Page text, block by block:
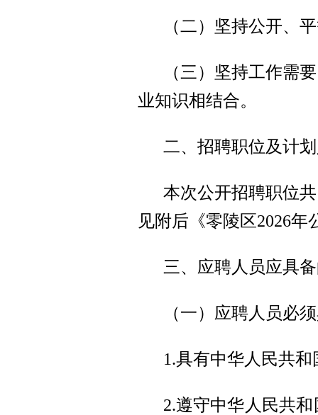
（二）坚持公开、
（三）坚持工作需
业知识相结合。
二、招聘职位及计
本次公开招聘职位
见附后《零陵区2026
三、应聘人员应具
（一）应聘人员必
1.具有中华人民共和
2.遵守中华人民共